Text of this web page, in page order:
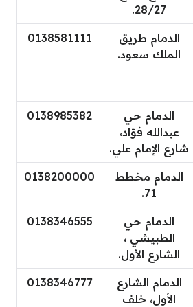
28/27.
الدمام طريق
الملك سعود.
0138581111
الدمام حي
عبدالله فؤاد،
شارع الإمام علي.
0138985382
الدمام مخطط
71.
0138200000
الدمام حي
الطبيشي ،
الشارع الأول.
0138346555
الدمام الشارع
الأول، خلف
0138346777